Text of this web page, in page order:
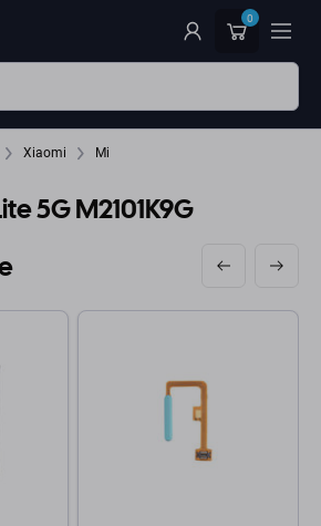
0
Xiaomi Mi
5G M2101K9G